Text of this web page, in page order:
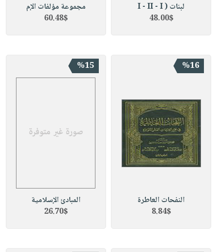
لبنات ( I - II - I
48.00$
مجموعة مؤلفات الإم
60.48$
%16
النفحات العاطرة
8.84$
%15
المبادئ الإسلامية
26.70$